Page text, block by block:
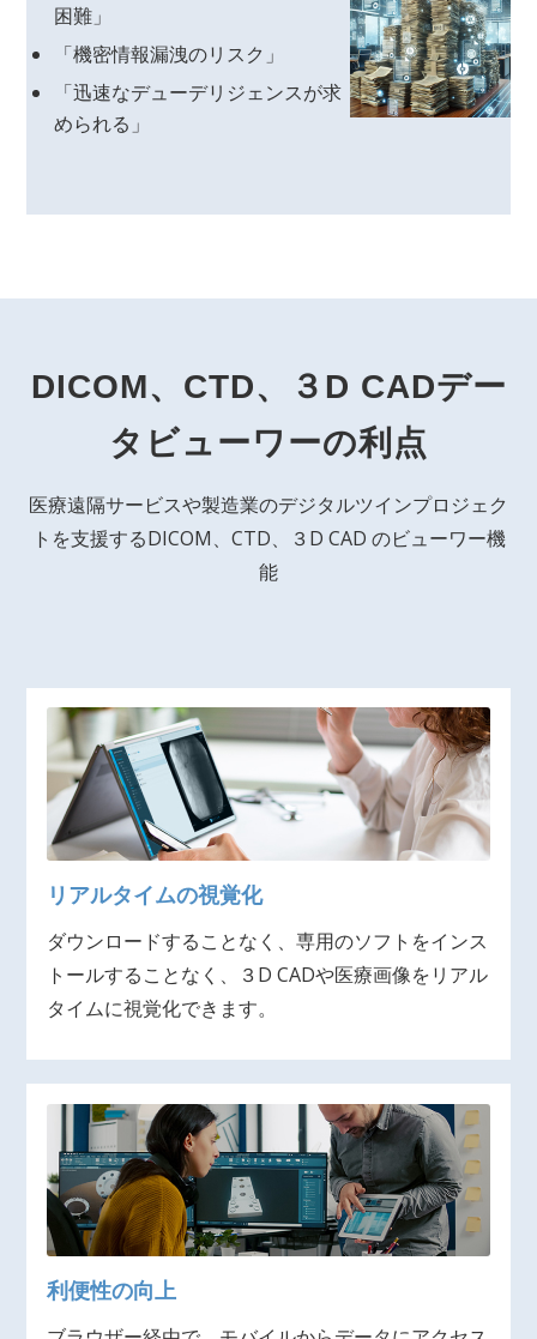
困難」
「機密情報漏洩のリスク」
「迅速なデューデリジェンスが求
められる」
DICOM、CTD、３D CADデー
タビューワーの利点
医療遠隔サービスや製造業のデジタルツインプロジェク
トを支援するDICOM、CTD、３D CAD のビューワー機
能
リアルタイムの視覚化
ダウンロードすることなく、専用のソフトをインス
トールすることなく、３D CADや医療画像をリアル
タイムに視覚化できます。
利便性の向上